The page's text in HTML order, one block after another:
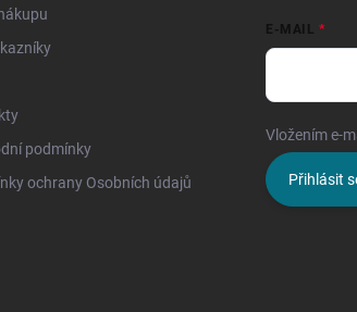
podmínky
ochrany Osobních údajů
E-MAIL
Vložením e-
Přihlásit